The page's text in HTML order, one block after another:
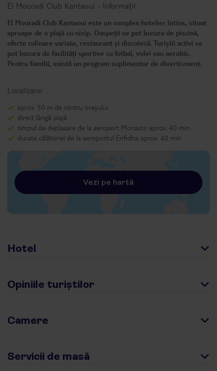
El Mouradi Club Kantaoui - Informații
El Mouradi Club Kantaoui este un complex hotelier întins, situat
aproape de o plajă cu nisip. Oaspeții se pot bucura de piscină,
oferte culinare variate, restaurant și discotecă. Turiștii activi se
pot bucura de facilități sportive cu fotbal, volei sau aerobic.
Pentru familii, există un program suplimentar de divertisment.
Localizare:
aprox. 50 m de centru orașului
direct lângă plajă
timpul de deplasare de la aeroport Monastir aprox. 40 min.
durata călătoriei de la aeroportul Enfidha aprox. 40 min.
Vezi pe hartă
Hotel
Opiniile turiștilor
Camere
Servicii de masă